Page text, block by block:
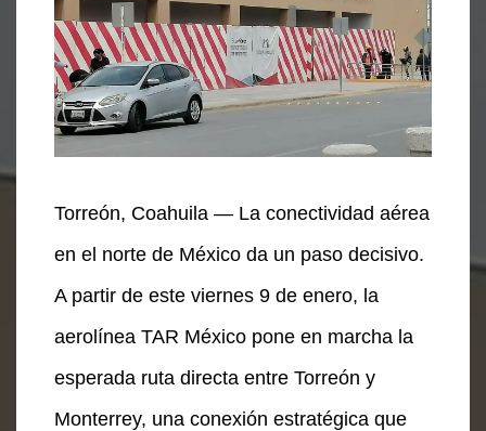
Torreón, Coahuila — La conectividad aérea
en el norte de México da un paso decisivo.
A partir de este viernes 9 de enero, la
aerolínea TAR México pone en marcha la
esperada ruta directa entre Torreón y
Monterrey, una conexión estratégica que